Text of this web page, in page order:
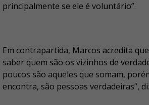
principalmente se ele é voluntário”.
Em contrapartida, Marcos acredita
saber quem são os vizinhos de
poucos são aqueles que somam,
encontra, são pessoas verdadeiras”,